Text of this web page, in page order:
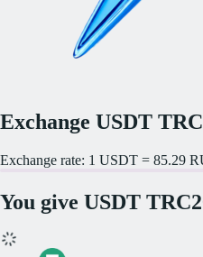
Exchange USDT
Exchange rate: 1 USDT = 85.29
You give USDT